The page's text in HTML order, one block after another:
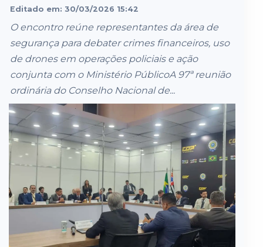
Editado em: 30/03/2026 15:42
O encontro reúne representantes da área de
segurança para debater crimes financeiros, uso
de drones em operações policiais e ação
conjunta com o Ministério PúblicoA 97ª reunião
ordinária do Conselho Nacional de...